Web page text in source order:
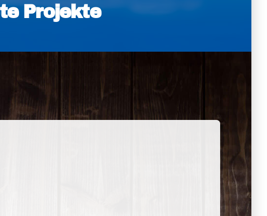
Projekte